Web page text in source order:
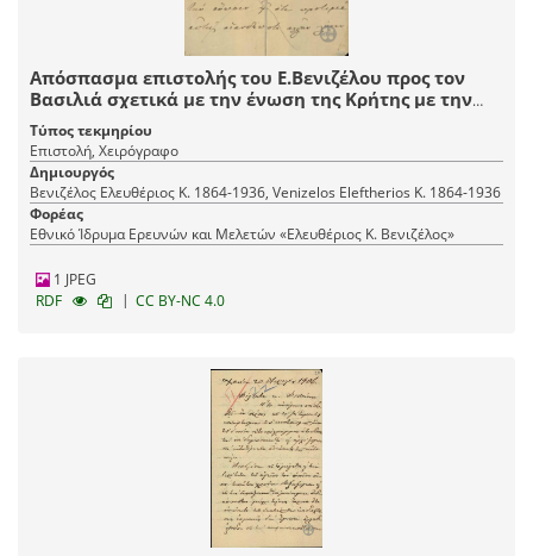
Απόσπασμα επιστολής του Ε.Βενιζέλου προς τον
Βασιλιά σχετικά με την ένωση της Κρήτης με την
Ελλάδα.
Τύπος τεκμηρίου
Επιστολή, Χειρόγραφο
Δημιουργός
Βενιζέλος Ελευθέριος Κ. 1864-1936, Venizelos Eleftherios K. 1864-1936
Φορέας
Εθνικό Ίδρυμα Ερευνών και Μελετών «Ελευθέριος Κ. Βενιζέλος»
1 JPEG
RDF
| CC BY-NC 4.0